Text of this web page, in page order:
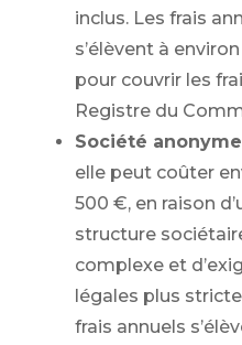
inclus. Les frais
s’élèvent à
pour couvrir les
Registre du
Société anonyme
elle peut coûter
500 €, en raison
structure
complexe et
légales plus
frais annuels